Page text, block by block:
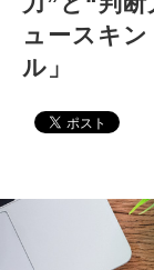
ュースキ
ル」